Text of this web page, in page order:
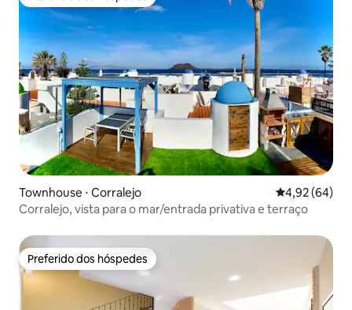
Preferido dos hóspedes
Townhouse ⋅ Corralejo 4,92 de uma
4,92 (64)
Corralejo, vista para o mar/entrada privativa e terraço
Preferido dos hóspedes
Preferido dos hóspedes